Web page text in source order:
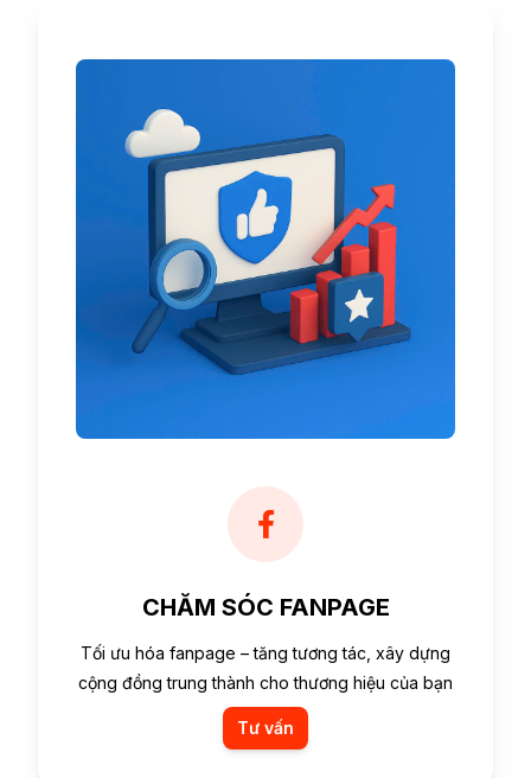
CHĂM SÓC FANPAGE
Tối ưu hóa fanpage – tăng tương tác, xây dựng
cộng đồng trung thành cho thương hiệu của bạn
Tư vấn